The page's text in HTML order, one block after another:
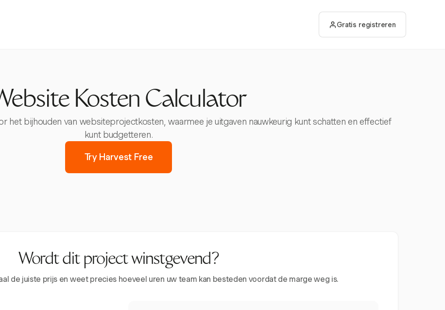
Gratis registreren
Kosten Calculator
het bijhouden van websiteprojectkosten, waarmee je uitgaven nauwkeurig kunt schatten en effectief
kunt budgetteren.
Try Harvest Free
Wordt dit project winstgevend?
de juiste prijs en weet precies hoeveel uren uw team kan besteden voordat de marge weg is.